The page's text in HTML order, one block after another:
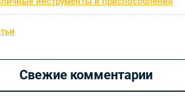
Свежие комментарии